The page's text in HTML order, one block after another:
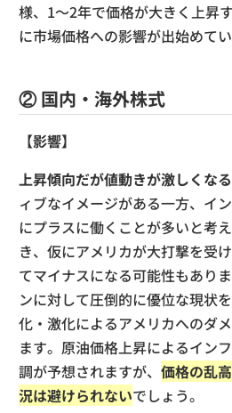
様、1〜2年で価格が大きく上昇
に市場価格への影響が出始めてい
② 国内・海外株式
【影響】
上昇傾向だが値動きが激しくなる
ィブなイメージがある一方、イ
にプラスに働くことが多いと考
き、仮にアメリカが大打撃を受
てマイナスになる可能性もあり
ンに対して圧倒的に優位な現状
化・激化によるアメリカへのダ
ます。原油価格上昇によるイン
調が予想されますが、 価格の乱
況は避けられないでしょう。